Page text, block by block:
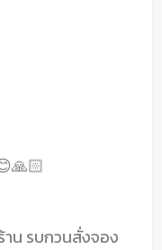
าน รบกวนสั่งจอง